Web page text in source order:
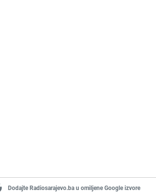
Dodajte Radiosarajevo.ba u omiljene Google izvore